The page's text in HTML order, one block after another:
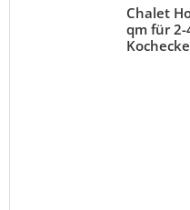
Chalet
qm für 2-